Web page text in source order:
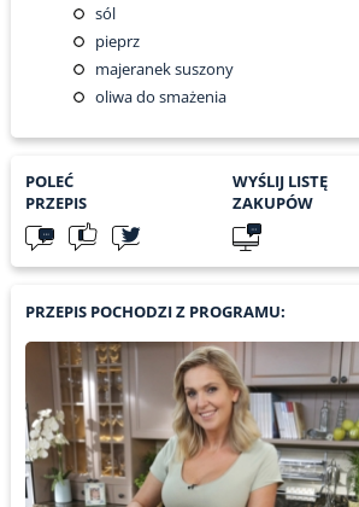
sól
pieprz
majeranek suszony
oliwa do smażenia
POLEĆ
PRZEPIS
WYŚLIJ LISTĘ
ZAKUPÓW
PRZEPIS POCHODZI Z PROGRAMU: